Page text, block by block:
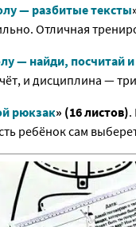
— разбитые тексты
Отличная
— найди, посчитай и
и дисциплина —
рюкзак» (16 листов).
ребёнок сам